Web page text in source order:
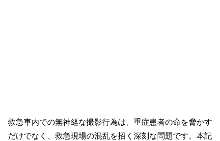
救急車内での無神経な撮影行為は、重症患者の命を脅かす
だけでなく、救急現場の混乱を招く深刻な問題です。本記